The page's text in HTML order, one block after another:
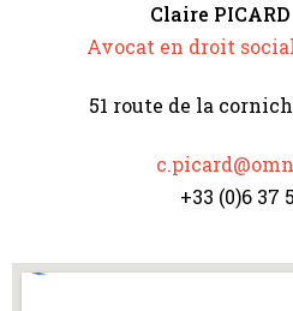
Claire
Avocat en droit
51 route de la
+33 (0)6 37